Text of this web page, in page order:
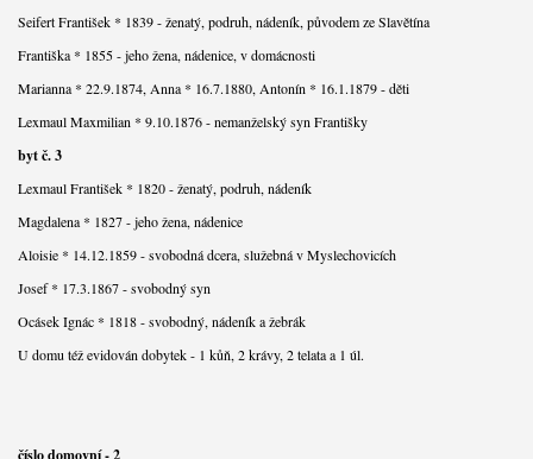
Seifert František * 1839 - ženatý, podruh, nádeník, původem ze Slavětína
Františka * 1855 - jeho žena, nádenice, v domácnosti
Marianna * 22.9.1874, Anna * 16.7.1880, Antonín * 16.1.1879 - děti
Lexmaul Maxmilian * 9.10.1876 - nemanželský syn Františky
byt č. 3
Lexmaul František * 1820 - ženatý, podruh, nádeník
Magdalena * 1827 - jeho žena, nádenice
Aloisie * 14.12.1859 - svobodná dcera, služebná v Myslechovicích
Josef * 17.3.1867 - svobodný syn
Ocásek Ignác * 1818 - svobodný, nádeník a žebrák
U domu též evidován dobytek - 1 kůň, 2 krávy, 2 telata a 1 úl.
číslo domovní - 2